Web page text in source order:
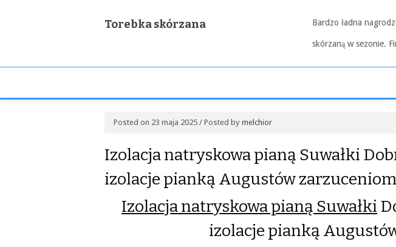
Torebka skórzana Bardzo ładna
skórzaną w sezonie.
Posted on 23 maja 2025 / Posted by melchior
Izolacja natryskowa pianą Suwałki
izolacje pianką Augustów zarzuceniom
Izolacja natryskowa pianą Suwałki
izolacje pianką